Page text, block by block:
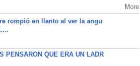
More
rompió en llanto al ver la angu
PENSARON QUE ERA UN LADR